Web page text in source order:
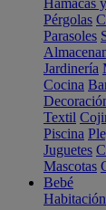
Hamacas
Pérgolas
Parasoles
Jardinería
Cocina
Textil
Piscina
Juguetes
Mascotas
Bebé